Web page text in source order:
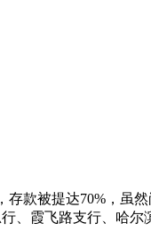
款被提达70%，虽
、霞飞路支行、哈尔